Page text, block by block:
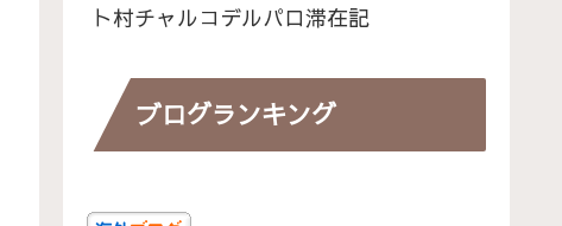
ト村チャルコデルパロ滞在記
ブログランキング